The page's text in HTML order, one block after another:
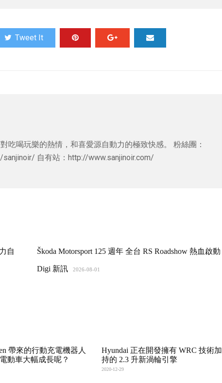
Tweet It
吃喝玩樂的熱情，和喜愛源自動力的極致快感。 粉絲團：
自有站：http://www.sanjinoir.com/
自
Škoda Motorsport 125 週年 全台 RS Roadshow 熱血啟動
Digi 新訊 2026-08-01
帶來的行動充電機器人
動車大幅成長呢？
Hyundai 正在開發擁有 WRC 技術加
持的 2.3 升新渦輪引擎
2020-12-29